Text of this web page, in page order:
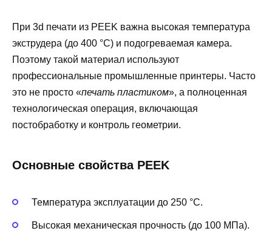
При 3d печати из PEEK важна высокая температура
экструдера (до 400 °C) и подогреваемая камера.
Поэтому такой материал используют
профессиональные промышленные принтеры. Часто
это не просто «печать пластиком», а полноценная
технологическая операция, включающая
постобработку и контроль геометрии.
Основные свойства PEEK
Температура эксплуатации до 250 °C.
Высокая механическая прочность (до 100 МПа).